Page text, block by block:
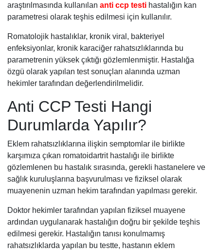
araştırılmasında kullanılan anti ccp testi hastalığın kan
parametresi olarak teşhis edilmesi için kullanılır.
Romatolojik hastalıklar, kronik viral, bakteriyel
enfeksiyonlar, kronik karaciğer rahatsızlıklarında bu
parametrenin yüksek çıktığı gözlemlenmiştir. Hastalığa
özgü olarak yapılan test sonuçları alanında uzman
hekimler tarafından değerlendirilmelidir.
Anti CCP Testi Hangi
Durumlarda Yapılır?
Eklem rahatsızlıklarına ilişkin semptomlar ile birlikte
karşımıza çıkan romatoidartrit hastalığı ile birlikte
gözlemlenen bu hastalık sırasında, gerekli hastanelere ve
sağlık kuruluşlarına başvurulması ve fiziksel olarak
muayenenin uzman hekim tarafından yapılması gerekir.
Doktor hekimler tarafından yapılan fiziksel muayene
ardından uygulanarak hastalığın doğru bir şekilde teşhis
edilmesi gerekir. Hastalığın tanısı konulmamış
rahatsızlıklarda yapılan bu testte, hastanın eklem